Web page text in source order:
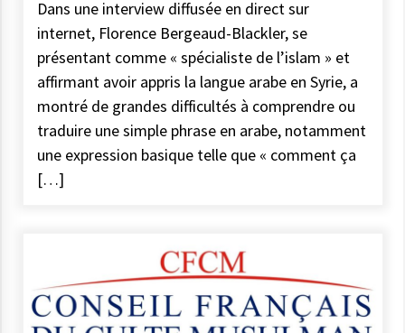
Dans une interview diffusée en direct sur
internet, Florence Bergeaud-Blackler, se
présentant comme « spécialiste de l’islam » et
affirmant avoir appris la langue arabe en Syrie, a
montré de grandes difficultés à comprendre ou
traduire une simple phrase en arabe, notamment
une expression basique telle que « comment ça
[…]